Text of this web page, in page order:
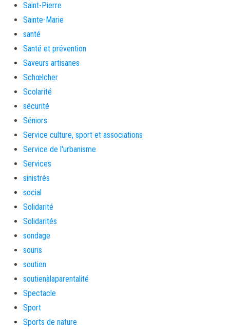
Saint-Pierre
Sainte-Marie
santé
Santé et prévention
Saveurs artisanes
Schœlcher
Scolarité
sécurité
Séniors
Service culture, sport et associations
Service de l'urbanisme
Services
sinistrés
social
Solidarité
Solidarités
sondage
souris
soutien
soutienàlaparentalité
Spectacle
Sport
Sports de nature